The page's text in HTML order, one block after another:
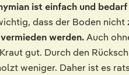
ist einfach und
dass der Boden nicht
werden.Auch
gut. Durch den
weniger. Daher ist es